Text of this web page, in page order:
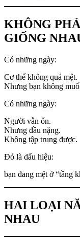
KHÔNG
GIỐNG
Có những ngày:
Cơ thể không quá mệt.
Nhưng bạn không
Có những ngày:
Người vẫn ổn.
Nhưng đầu nặng.
Không tập trung được.
Đó là dấu hiệu:
bạn đang mệt ở “tầng
HAI LOẠI
NHAU